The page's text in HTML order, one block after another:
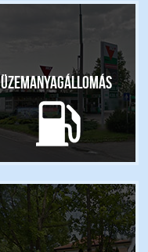
Üzemanyagállomás